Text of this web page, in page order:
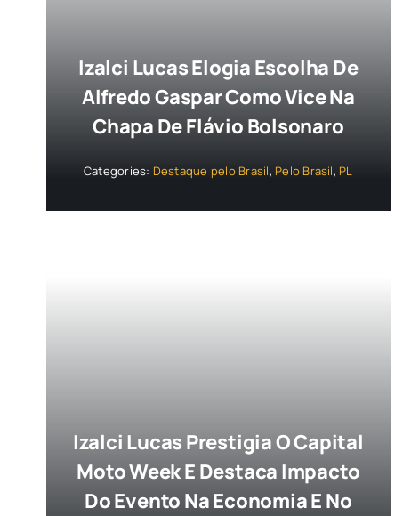
Izalci Lucas Elogia Escolha De
Alfredo Gaspar Como Vice Na
Chapa De Flávio Bolsonaro
Categories: Destaque pelo Brasil, Pelo Brasil, PL
Izalci Lucas Prestigia O Capital
Moto Week E Destaca Impacto
Do Evento Na Economia E No